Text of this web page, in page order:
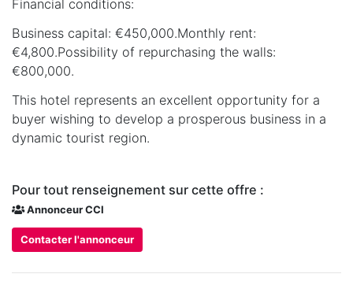
Financial conditions:
Business capital: €450,000.Monthly rent:
€4,800.Possibility of repurchasing the walls:
€800,000.
This hotel represents an excellent opportunity for a
buyer wishing to develop a prosperous business in a
dynamic tourist region.
Pour tout renseignement sur cette offre :
Annonceur CCI
Contacter l'annonceur